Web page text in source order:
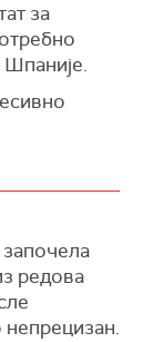
за
Шпаније.
редова
непрецизан.